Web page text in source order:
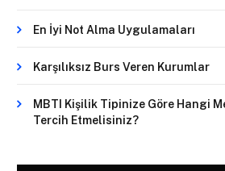
En İyi Not Alma Uygulamaları
Karşılıksız Burs Veren Kurumlar
MBTI Kişilik Tipinize Göre Hangi
Tercih Etmelisiniz?